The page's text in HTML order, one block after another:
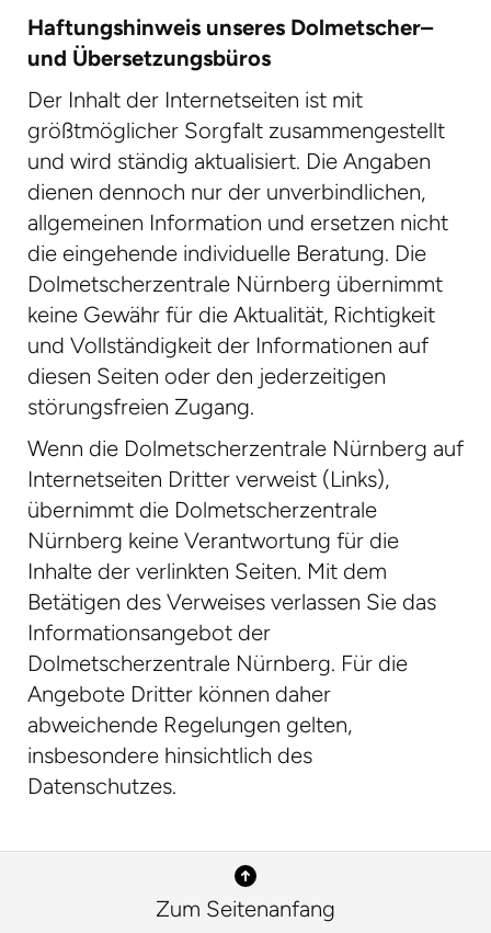
Haftungshinweis unseres Dolmetscher–
und Übersetzungsbüros
Der Inhalt der Internetseiten ist mit
größtmöglicher Sorgfalt zusammengestellt
und wird ständig aktualisiert. Die Angaben
dienen dennoch nur der unverbindlichen,
allgemeinen Information und ersetzen nicht
die eingehende individuelle Beratung. Die
Dolmetscherzentrale Nürnberg übernimmt
keine Gewähr für die Aktualität, Richtigkeit
und Vollständigkeit der Informationen auf
diesen Seiten oder den jederzeitigen
störungsfreien Zugang.
Wenn die Dolmetscherzentrale Nürnberg auf
Internetseiten Dritter verweist (Links),
übernimmt die Dolmetscherzentrale
Nürnberg keine Verantwortung für die
Inhalte der verlinkten Seiten. Mit dem
Betätigen des Verweises verlassen Sie das
Informationsangebot der
Dolmetscherzentrale Nürnberg. Für die
Angebote Dritter können daher
abweichende Regelungen gelten,
insbesondere hinsichtlich des
Datenschutzes.
Zum Seitenanfang